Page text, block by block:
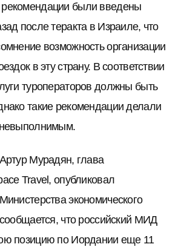
были введены
после теракта в Израиле, что
возможность организации
в эту страну. В соответствии
туроператоров должны быть
такие рекомендации делали
Мурадян, глава
Travel, опубликовал
экономического
что российский МИД
позицию по Иордании еще 11